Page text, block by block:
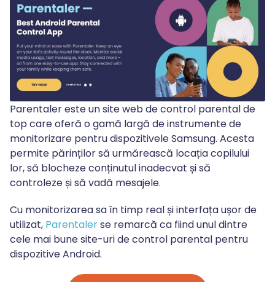
Parentaler este un site web de control parental de
top care oferă o gamă largă de instrumente de
monitorizare pentru dispozitivele Samsung. Acesta
permite părinților să urmărească locația copilului
lor, să blocheze conținutul inadecvat și să
controleze și să vadă mesajele.
Cu monitorizarea sa în timp real și interfața ușor de
utilizat, Parentalerse remarcă ca fiind unul dintre
cele mai bune site-uri de control parental pentru
dispozitive Android.